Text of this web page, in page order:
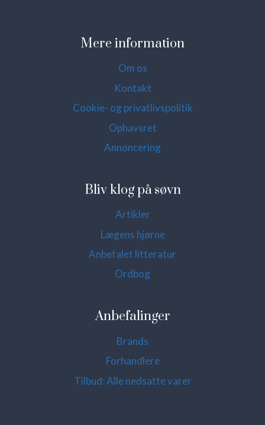
Mere information
Om os
Kontakt
Cookie- og privatlivspolitik
Ophavsret
Annoncering
Bliv klog på søvn
Artikler
Lægens hjørne
Anbefalet litteratur
Ordbog
Anbefalinger
Brands
Forhandlere
Tilbud: Alle nedsatte varer